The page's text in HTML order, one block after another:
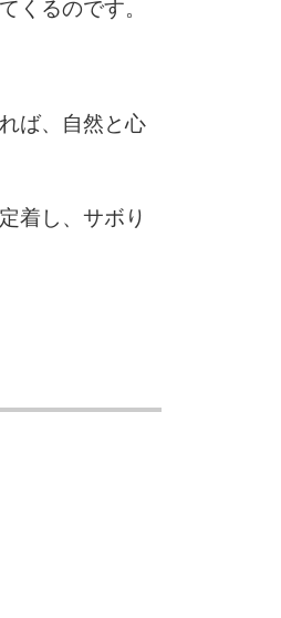
くるのです。
ば、自然と心
着し、サボり